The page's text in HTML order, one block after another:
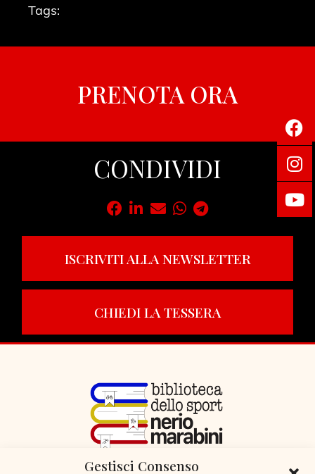
Gestisci Consenso
Tags:
PRENOTA ORA
CONDIVIDI
ISCRIVITI ALLA NEWSLETTER
CHIEDI LA TESSERA